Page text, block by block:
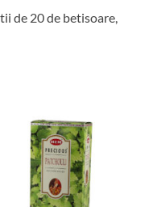
de 20 de betisoare,